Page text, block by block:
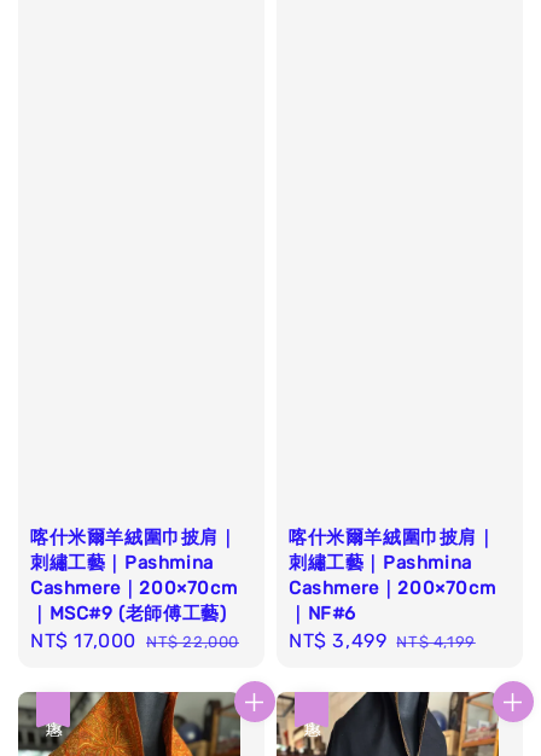
喀什米爾羊絨圍巾披肩｜
刺繡工藝｜Pashmina
Cashmere｜200×70cm
｜MSC#9 (老師傅工藝)
Sale
NT$ 17,000 Regular
NT$ 22,000
喀什米爾羊絨圍巾披肩｜
刺繡工藝｜Pashmina
Cashmere｜200×70cm
｜NF#6
Sale
NT$ 3,499 Regular
NT$ 4,199